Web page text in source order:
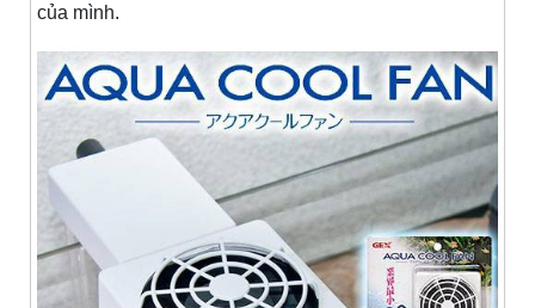
của mình.